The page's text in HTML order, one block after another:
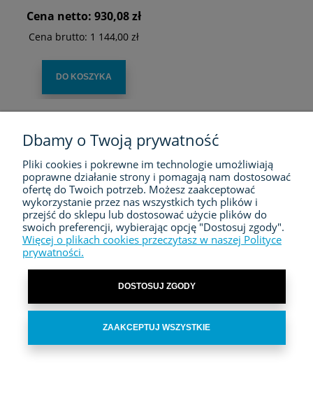
Cena netto: 930,08 zł
Cena brutto: 1 144,00 zł
DO KOSZYKA
FIRMA
ZAKUPY
MOJE KONTO
KONTAKT
Dbamy o Twoją prywatność
Pliki cookies i pokrewne im technologie umożliwiają
poprawne działanie strony i pomagają nam dostosować
ofertę do Twoich potrzeb. Możesz zaakceptować
wykorzystanie przez nas wszystkich tych plików i
przejść do sklepu lub dostosować użycie plików do
swoich preferencji, wybierając opcję "Dostosuj zgody".
Więcej o plikach cookies przeczytasz w naszej Polityce
prywatności.
DOSTOSUJ ZGODY
ZAAKCEPTUJ WSZYSTKIE